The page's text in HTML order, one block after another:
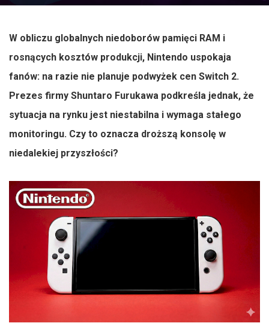
W obliczu globalnych niedoborów pamięci RAM i
rosnących kosztów produkcji, Nintendo uspokaja
fanów: na razie nie planuje podwyżek cen Switch 2.
Prezes firmy Shuntaro Furukawa podkreśla jednak, że
sytuacja na rynku jest niestabilna i wymaga stałego
monitoringu. Czy to oznacza droższą konsolę w
niedalekiej przyszłości?